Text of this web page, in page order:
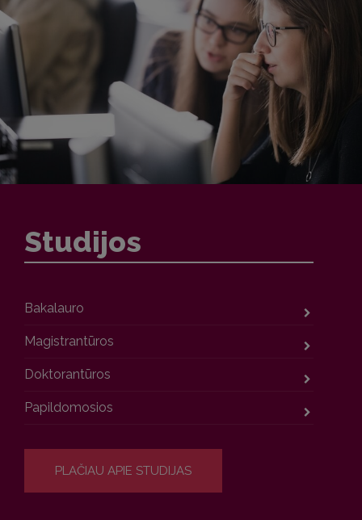
Studijos
Bakalauro
Magistrantūros
Doktorantūros
Papildomosios
PLAČIAU APIE STUDIJAS